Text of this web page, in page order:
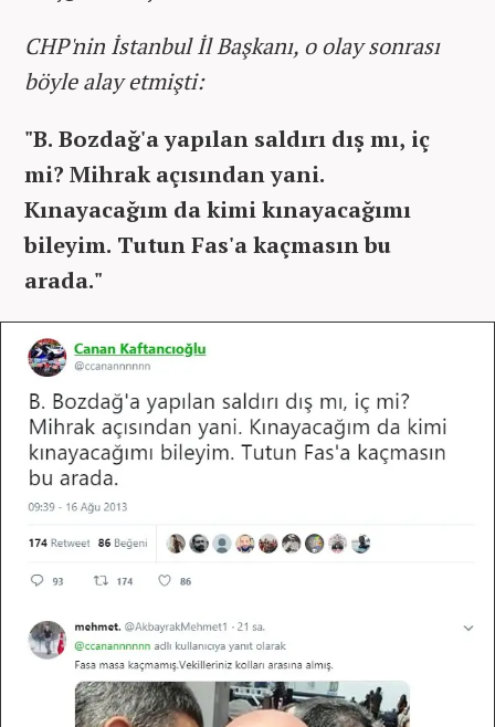
CHP'nin İstanbul İl Başkanı, o olay sonrası
böyle alay etmişti:
"B. Bozdağ'a yapılan saldırı dış mı, iç
mi? Mihrak açısından yani.
Kınayacağım da kimi kınayacağımı
bileyim. Tutun Fas'a kaçmasın bu
arada."